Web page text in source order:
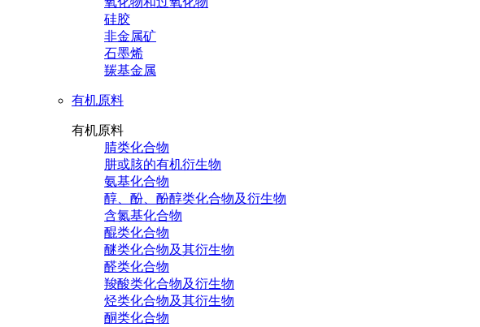
硅胶
非金属矿
石墨烯
羰基金属
有机原料
有机原料
腈类化合物
肼或胲的有机衍生物
氨基化合物
醇、酚、酚醇类化合物及衍生物
含氮基化合物
醌类化合物
醚类化合物及其衍生物
醛类化合物
羧酸类化合物及衍生物
烃类化合物及其衍生物
酮类化合物